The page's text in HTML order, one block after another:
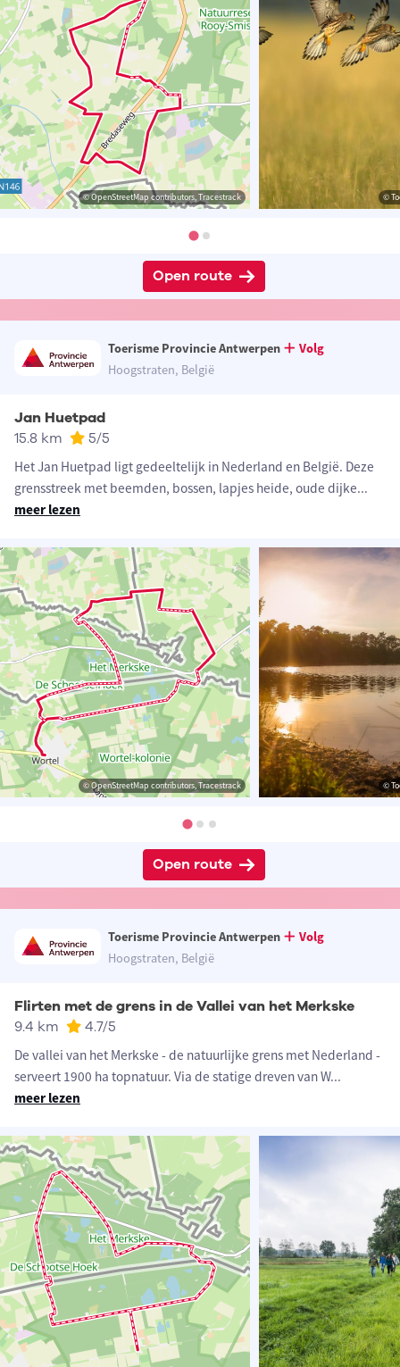
© OpenStreetMap contributors, Tracestrack ©
Open route
Toerisme Provincie Antwerpen
Volg
Hoogstraten, België
Jan Huetpad
15.8 km 5/5
Het Jan Huetpad ligt gedeeltelijk in Nederland en België. Deze
grensstreek met beemden, bossen, lapjes heide, oude dijke...
meer lezen
© OpenStreetMap contributors, Tracestrack ©
Open route
Toerisme Provincie Antwerpen
Volg
Hoogstraten, België
Flirten met de grens in de Vallei van het Merkske
9.4 km 4.7/5
De vallei van het Merkske - de natuurlijke grens met Nederland -
serveert 1900 ha topnatuur. Via de statige dreven van W...
meer lezen